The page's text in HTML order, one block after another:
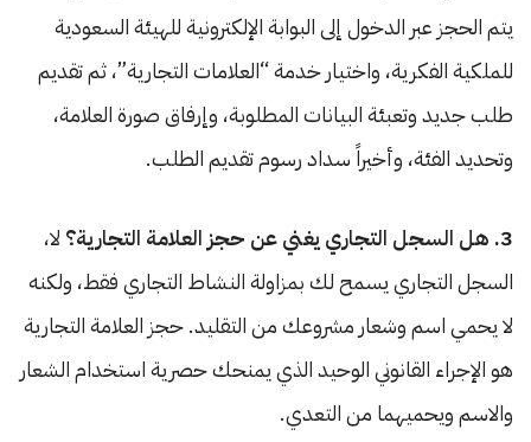
يتم الحجز عبر الدخول إلى البوابة الإلكترونية للهيئة السعودية
للملكية الفكرية، واختيار خدمة “العلامات التجارية”، ثم تقديم
طلب جديد وتعبئة البيانات المطلوبة، وإرفاق صورة العلامة،
وتحديد الفئة، وأخيراً سداد رسوم تقديم الطلب.
3. هل السجل التجاري يغني عن حجز العلامة التجارية؟
لا،
السجل التجاري يسمح لك بمزاولة النشاط التجاري فقط، ولكنه
لا يحمي اسم وشعار مشروعك من التقليد. حجز العلامة التجارية
هو الإجراء القانوني الوحيد الذي يمنحك حصرية استخدام الشعار
والاسم ويحميهما من التعدي.